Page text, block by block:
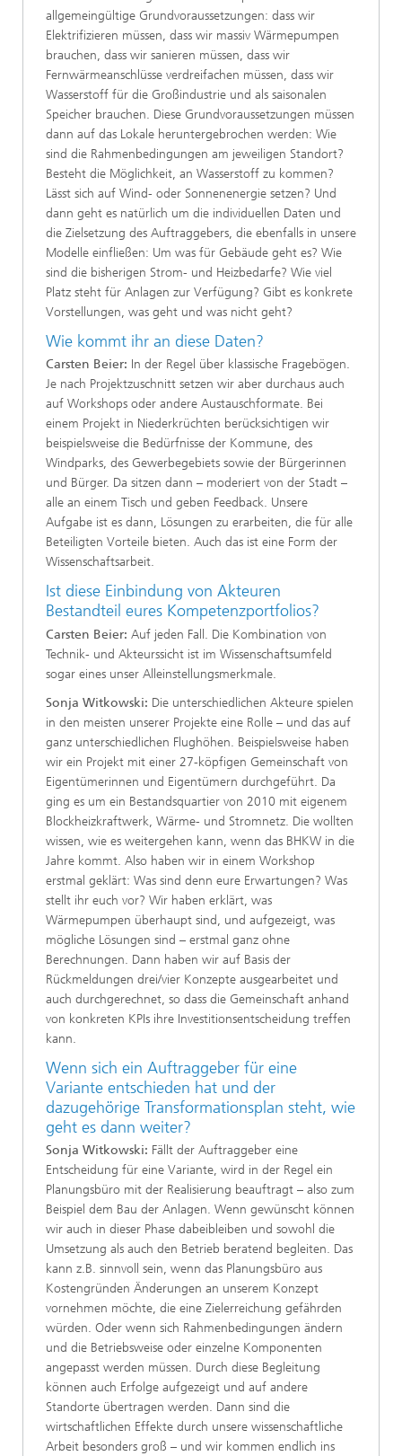
allgemeingültige Grundvoraussetzungen: dass wir
Elektrifizieren müssen, dass wir massiv Wärmepumpen
brauchen, dass wir sanieren müssen, dass wir
Fernwärmeanschlüsse verdreifachen müssen, dass wir
Wasserstoff für die Großindustrie und als saisonalen
Speicher brauchen. Diese Grundvoraussetzungen müssen
dann auf das Lokale heruntergebrochen werden: Wie
sind die Rahmenbedingungen am jeweiligen Standort?
Besteht die Möglichkeit, an Wasserstoff zu kommen?
Lässt sich auf Wind- oder Sonnenenergie setzen? Und
dann geht es natürlich um die individuellen Daten und
die Zielsetzung des Auftraggebers, die ebenfalls in unsere
Modelle einfließen: Um was für Gebäude geht es? Wie
sind die bisherigen Strom- und Heizbedarfe? Wie viel
Platz steht für Anlagen zur Verfügung? Gibt es konkrete
Vorstellungen, was geht und was nicht geht?
Wie kommt ihr an diese Daten?
Carsten Beier: In der Regel über klassische Fragebögen.
Je nach Projektzuschnitt setzen wir aber durchaus auch
auf Workshops oder andere Austauschformate. Bei
einem Projekt in Niederkrüchten berücksichtigen wir
beispielsweise die Bedürfnisse der Kommune, des
Windparks, des Gewerbegebiets sowie der Bürgerinnen
und Bürger. Da sitzen dann – moderiert von der Stadt –
alle an einem Tisch und geben Feedback. Unsere
Aufgabe ist es dann, Lösungen zu erarbeiten, die für alle
Beteiligten Vorteile bieten. Auch das ist eine Form der
Wissenschaftsarbeit.
Ist diese Einbindung von Akteuren
Bestandteil eures Kompetenzportfolios?
Carsten Beier: Auf jeden Fall. Die Kombination von
Technik- und Akteurssicht ist im Wissenschaftsumfeld
sogar eines unser Alleinstellungsmerkmale.
Sonja Witkowski: Die unterschiedlichen Akteure spielen
in den meisten unserer Projekte eine Rolle – und das auf
ganz unterschiedlichen Flughöhen. Beispielsweise haben
wir ein Projekt mit einer 27-köpfigen Gemeinschaft von
Eigentümerinnen und Eigentümern durchgeführt. Da
ging es um ein Bestandsquartier von 2010 mit eigenem
Blockheizkraftwerk, Wärme- und Stromnetz. Die wollten
wissen, wie es weitergehen kann, wenn das BHKW in die
Jahre kommt. Also haben wir in einem Workshop
erstmal geklärt: Was sind denn eure Erwartungen? Was
stellt ihr euch vor? Wir haben erklärt, was
Wärmepumpen überhaupt sind, und aufgezeigt, was
mögliche Lösungen sind – erstmal ganz ohne
Berechnungen. Dann haben wir auf Basis der
Rückmeldungen drei/vier Konzepte ausgearbeitet und
auch durchgerechnet, so dass die Gemeinschaft anhand
von konkreten KPIs ihre Investitionsentscheidung treffen
kann.
Wenn sich ein Auftraggeber für eine
Variante entschieden hat und der
dazugehörige Transformationsplan steht, wie
geht es dann weiter?
Sonja Witkowski: Fällt der Auftraggeber eine
Entscheidung für eine Variante, wird in der Regel ein
Planungsbüro mit der Realisierung beauftragt – also zum
Beispiel dem Bau der Anlagen. Wenn gewünscht können
wir auch in dieser Phase dabeibleiben und sowohl die
Umsetzung als auch den Betrieb beratend begleiten. Das
kann z.B. sinnvoll sein, wenn das Planungsbüro aus
Kostengründen Änderungen an unserem Konzept
vornehmen möchte, die eine Zielerreichung gefährden
würden. Oder wenn sich Rahmenbedingungen ändern
und die Betriebsweise oder einzelne Komponenten
angepasst werden müssen. Durch diese Begleitung
können auch Erfolge aufgezeigt und auf andere
Standorte übertragen werden. Dann sind die
wirtschaftlichen Effekte durch unsere wissenschaftliche
Arbeit besonders groß – und wir kommen endlich ins